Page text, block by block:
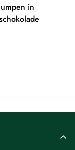
Optionen
in